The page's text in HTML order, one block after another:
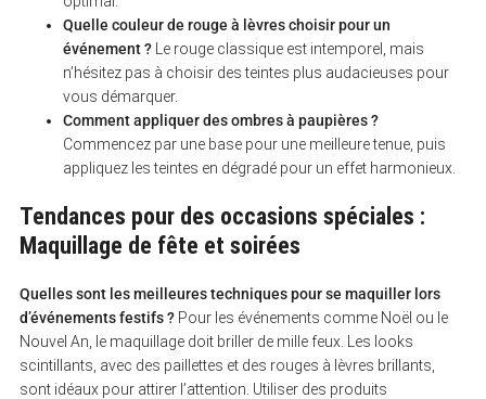
Quelle couleur de rouge à lèvres choisir pour un
événement ?Le rouge classique est intemporel, mais
n’hésitez pas à choisir des teintes plus audacieuses pour
vous démarquer.
Comment appliquer des ombres à paupières ?
Commencez par une base pour une meilleure tenue, puis
appliquez les teintes en dégradé pour un effet harmonieux.
Tendances pour des occasions spéciales :
Maquillage de fête et soirées
Quelles sont les meilleures techniques pour se maquiller lors
d’événements festifs ?Pour les événements comme Noël ou le
Nouvel An, le maquillage doit briller de mille feux. Les looks
scintillants, avec des paillettes et des rouges à lèvres brillants,
sont idéaux pour attirer l’attention. Utiliser des produits